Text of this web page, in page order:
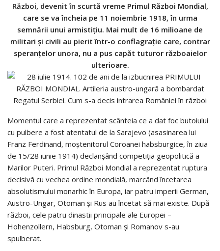
Război, devenit în scurtă vreme Primul Război Mondial,
care se va încheia pe 11 noiembrie 1918, în urma
semnării unui armistițiu. Mai mult de 16 milioane de
militari și civili au pierit într-o conflagrație care, contrar
speranțelor unora, nu a pus capăt tuturor războaielor
ulterioare.
Momentul care a reprezentat scânteia ce a dat foc butoiului
cu pulbere a fost atentatul de la Sarajevo (asasinarea lui
Franz Ferdinand, moștenitorul Coroanei habsburgice, în ziua
de 15/28 iunie 1914) declanșând competiția geopolitică a
Marilor Puteri. Primul Război Mondial a reprezentat ruptura
decisivă cu vechea ordine mondială, marcând încetarea
absolutismului monarhic în Europa, iar patru imperii German,
Austro-Ungar, Otoman și Rus au încetat să mai existe. După
război, cele patru dinastii principale ale Europei –
Hohenzollern, Habsburg, Otoman și Romanov s-au
spulberat.